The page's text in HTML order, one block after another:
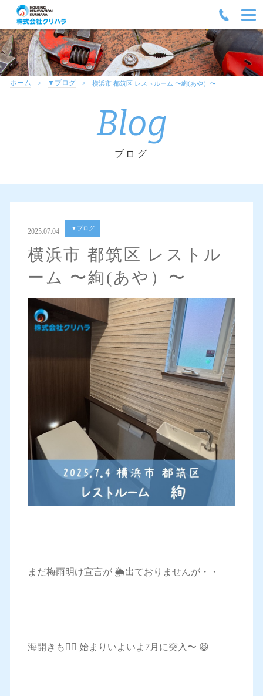
ホーム ▼ブログ 横浜市 都筑区 レストルーム 〜絢(あや）〜
Blog
ブログ
2025.07.04 ▼ブログ
横浜市 都筑区 レストル
ーム 〜絢(あや）〜
まだ梅雨明け宣言が 🌦️出ておりませんが・・
海開きも🏄‍♀️ 始まりいよいよ7月に突入〜 😆